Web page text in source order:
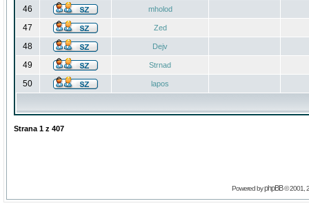
46 mholod
47 Zed
48 Dejv
49 Strnad
50 lapos
Strana 1 z 407
Powered byphpBB© 2001,